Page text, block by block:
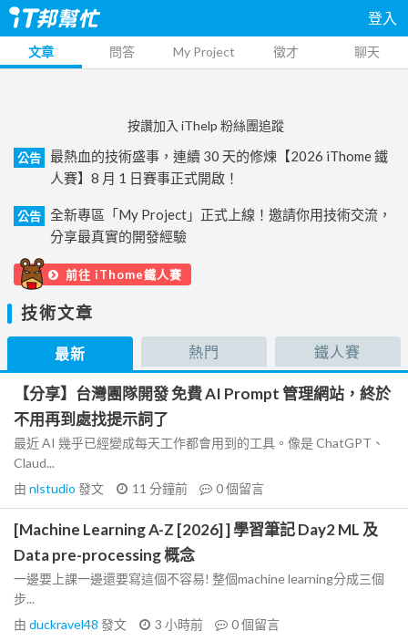
登入
文章 問答 My Project 徵才 聊天
按讚加入 iThelp 粉絲團追蹤
公告
最熱血的技術盛事，連續 30 天的修煉【2026 iThome 鐵
人賽】8 月 1 日賽事正式開啟！
公告
全新專區「My Project」正式上線！邀請你用技術交流，
分享最真實的開發經驗
前往 iThome鐵人賽
技術文章
最新 熱門 鐵人賽
【分享】台灣團隊開發 免費 AI Prompt 管理網站，終於
不用再到處找提示詞了
最近 AI 幾乎已經變成每天工作都會用到的工具。像是 ChatGPT、
Claud...
由 nlstudio 發文 11 分鐘前 0個留言
[Machine Learning A-Z [2026] ] 學習筆記 Day2 ML 及
Data pre-processing 概念
一邊要上課一邊還要寫這個不容易! 整個machine learning分成三個
步...
由 duckravel48 發文 3 小時前 0個留言